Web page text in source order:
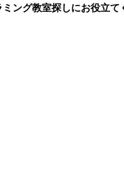
ング教室探しにお役立て